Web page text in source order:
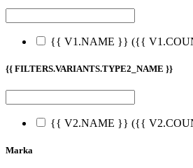
{{ V1.NAME }} ({{
{{ FILTERS.VARIANTS.TYPE2_NAME }}
{{ V2.NAME }} ({{
Marka